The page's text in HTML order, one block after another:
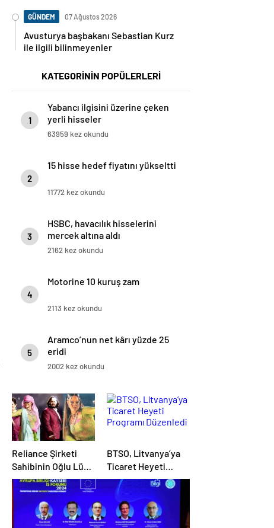
GÜNDEM 07 Ağustos 2026
Avusturya başbakanı Sebastian Kurz
ile ilgili bilinmeyenler
KATEGORİNİN POPÜLERLERİ
1
Yabancı ilgisini üzerine çeken
yerli hisseler
63959 kez okundu
2
15 hisse hedef fiyatını yükseltti
11772 kez okundu
3
HSBC, havacılık hisselerini
mercek altına aldı
2162 kez okundu
4
Motorine 10 kuruş zam
2113 kez okundu
5
Aramco’nun net kârı yüzde 25
eridi
2002 kez okundu
Reliance Şirketi
Sahibinin Oğlu Lüks
Bir Düğün Töreni
Düzenledi
BTSO, Litvanya’ya
Ticaret Heyeti
Programı Düzenledi